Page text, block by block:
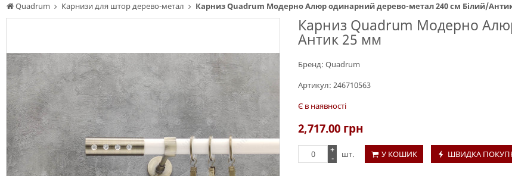
Quadrum Карнизи для штор дерево-метал Карниз Quadrum Модерно Алюр одинарний дерево-метал 240 см Білий/
Карниз Quadrum Модерно
Антик 25 мм
Бренд: Quadrum
Артикул: 246710563
Є в наявності
2,717.00 грн
+
-
шт. У КОШИК ШВИДКА